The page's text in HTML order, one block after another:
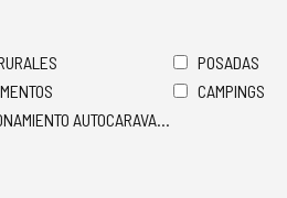
POSADAS
CAMPINGS
AUTOCARAVANAS